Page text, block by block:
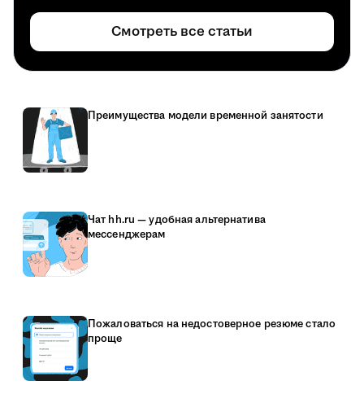
Смотреть все статьи
Преимущества модели временной занятости
Чат hh.ru — удобная альтернатива
мессенджерам
Пожаловаться на недостоверное резюме стало
проще